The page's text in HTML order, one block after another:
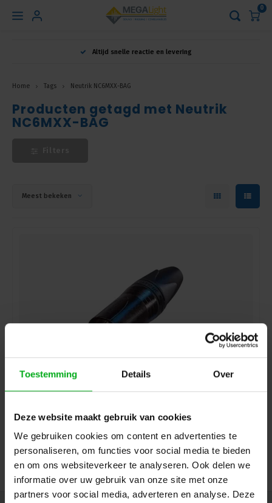
Toestemming Details Over
Deze website maakt gebruik van cookies
We gebruiken cookies om content en advertenties te
personaliseren, om functies voor social media te bieden
en om ons websiteverkeer te analyseren. Ook delen we
informatie over uw gebruik van onze site met onze
partners voor social media, adverteren en analyse. Deze
Hoofdmenu
Nederlands
0
Altijd snelle reactie en levering
Home Tags Neutrik NC6MXX-BAG
Producten getagd met Neutrik
NC6MXX-BAG
Meest bekeken
Neutrik | NC6MXX-BAG | XLR kabeldeel 6 pin pen zwarte
Neutrik | NC6MXX-BAG
Login voor prijzen